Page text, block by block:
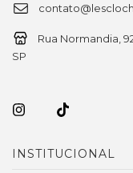
Rua Normandia,
SP
INSTITUCIONAL